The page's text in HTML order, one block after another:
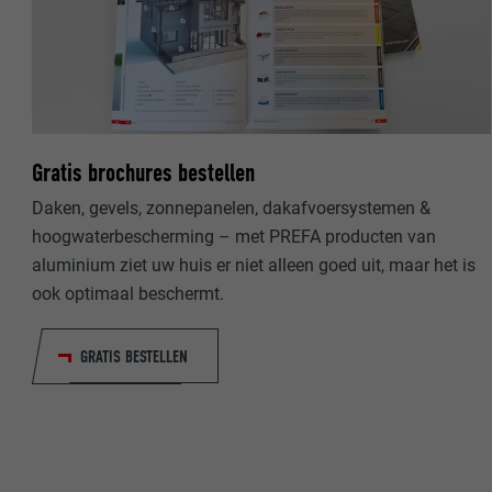
Gratis brochures bestellen
Daken, gevels, zonnepanelen, dakafvoersystemen &
hoogwaterbescherming – met PREFA producten van
aluminium ziet uw huis er niet alleen goed uit, maar het is
ook optimaal beschermt.
GRATIS BESTELLEN
NAAM
DOEL
NAAM
DOEL